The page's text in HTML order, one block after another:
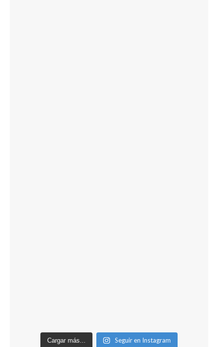
Cargar más... Seguir en Instagram